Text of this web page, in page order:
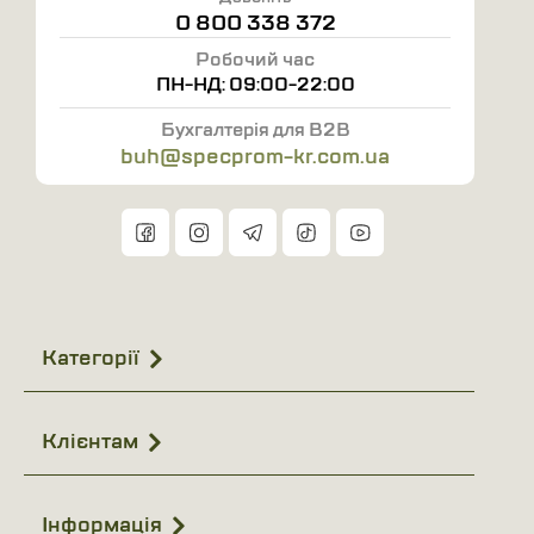
Матеріал підошви: ПВХ
Метод кріплення: Литтєвий
Виробник: ТОВ "Вишневська Взуттєва Фабрика"
Країна виробництва: Україна
Колір: Білий, Бірюзовий
0 800 338 372
Робочий час
ПН-НД: 09:00-22:00
Бухгалтерія для B2B
buh@specprom-kr.com.ua
Категорії
Клієнтам
Інформація